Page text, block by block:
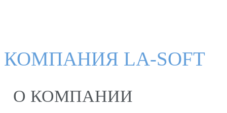
КОМПАНИЯ LA-SOFT
О КОМПАНИИ